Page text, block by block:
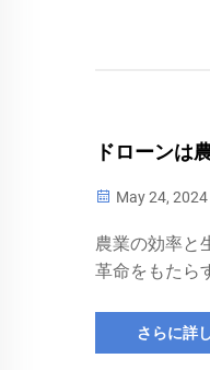
ドローンは
May 24, 2024
農業の効率と
革命をもたら
さらに詳